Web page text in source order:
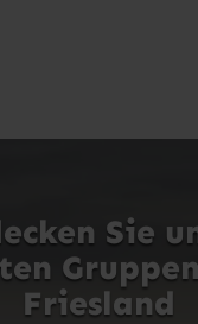
Sie
Friesland